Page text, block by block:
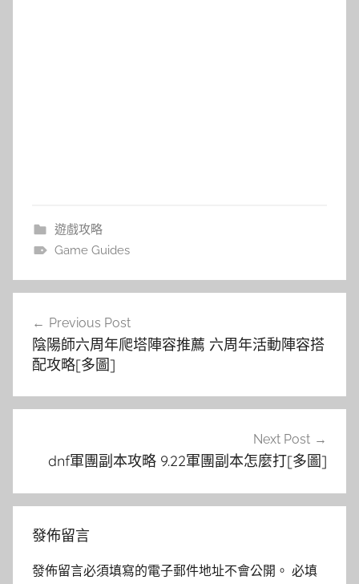
遊戲攻略
Game Guides
導
覽
Previous Post
陰陽師六周年爬塔陣容推薦 六周年活動陣容搭
配攻略[多圖]
Next Post
dnf軍團副本攻略 9.22軍團副本怎麼打[多圖]
發佈留言
發佈留言必須填寫的電子郵件地址不會公開。 必填